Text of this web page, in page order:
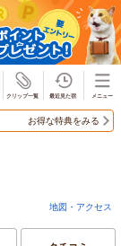
お得な特典をみる
地図・アクセス